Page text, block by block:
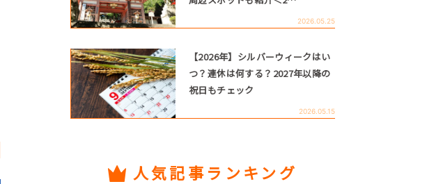
2026.05.25
【2026年】シルバーウィークはい
つ？連休は何する？2027年以降の
祝日もチェック
2026.05.15
人気記事ランキング